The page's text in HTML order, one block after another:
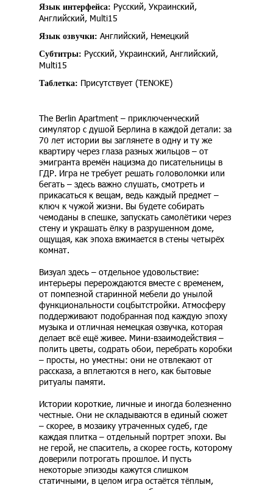
Язык интерфейса: Русский, Украинский,
Английский, Multi15
Язык озвучки: Английский, Немецкий
Субтитры: Русский, Украинский, Английский,
Multi15
Таблетка: Присутствует (TENOKE)
The Berlin Apartment – приключенческий
симулятор с душой Берлина в каждой детали: за
70 лет истории вы заглянете в одну и ту же
квартиру через глаза разных жильцов – от
эмигранта времён нацизма до писательницы в
ГДР. Игра не требует решать головоломки или
бегать – здесь важно слушать, смотреть и
прикасаться к вещам, ведь каждый предмет –
ключ к чужой жизни. Вы будете собирать
чемоданы в спешке, запускать самолётики через
стену и украшать ёлку в разрушенном доме,
ощущая, как эпоха вжимается в стены четырёх
комнат.
Визуал здесь – отдельное удовольствие:
интерьеры перерождаются вместе с временем,
от помпезной старинной мебели до унылой
функциональности соцбытстройки. Атмосферу
поддерживают подобранная под каждую эпоху
музыка и отличная немецкая озвучка, которая
делает всё ещё живее. Мини-взаимодействия –
полить цветы, содрать обои, перебрать коробки
– просты, но уместны: они не отвлекают от
рассказа, а вплетаются в него, как бытовые
ритуалы памяти.
Истории короткие, личные и иногда болезненно
честные. Они не складываются в единый сюжет
– скорее, в мозаику утраченных судеб, где
каждая плитка – отдельный портрет эпохи. Вы
не герой, не спаситель, а скорее гость, которому
доверили потрогать прошлое. И пусть
некоторые эпизоды кажутся слишком
статичными, в целом игра остаётся тёплым,